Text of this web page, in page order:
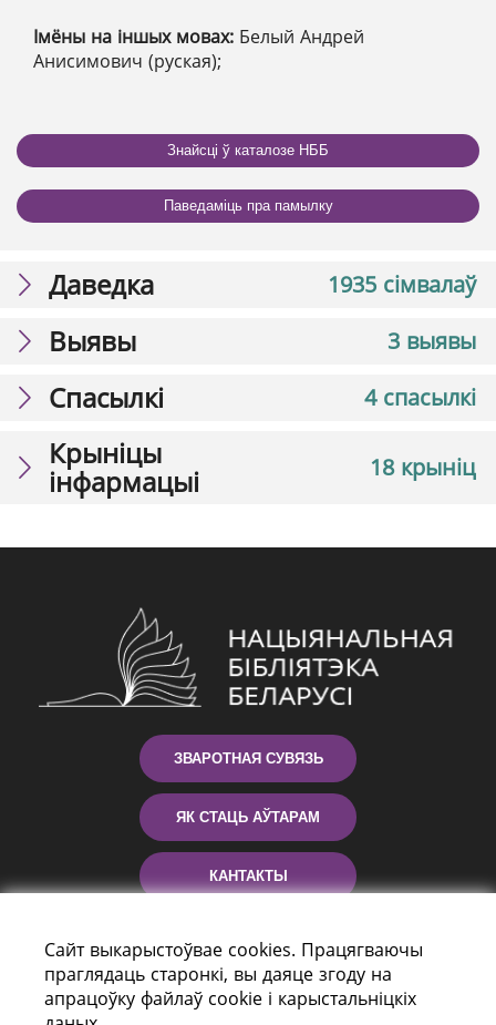
Імёны на іншых мовах: Белый Андрей
Анисимович (руская);
Знайсці ў каталозе НББ
Паведаміць пра памылку
1935 сімвалаў
Даведка
3 выявы
Выявы
4 спасылкі
Спасылкі
18 крыніц
Крыніцы
інфармацыі
ЗВАРОТНАЯ СУВЯЗЬ
ЯК СТАЦЬ АЎТАРАМ
КАНТАКТЫ
Сайт выкарыстоўвае cookies. Працягваючы
праглядаць старонкі, вы даяце згоду на
апрацоўку файлаў cookie і карыстальніцкіх